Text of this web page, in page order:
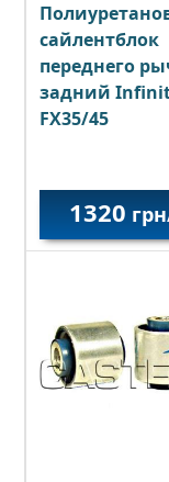
сайлентблок
переднего
задний
FX35/45
1320